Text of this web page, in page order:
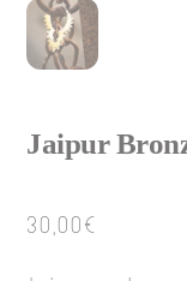
Jaipur
30,00 €